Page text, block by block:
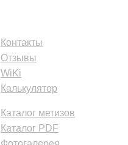
Контакты
Отзывы
WiKi
Калькулятор
Каталог метизов
Каталог PDF